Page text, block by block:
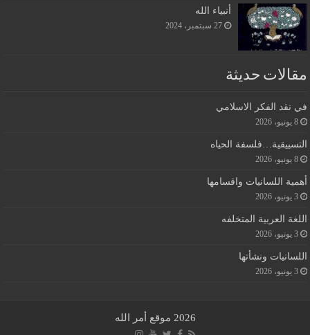
أنبياء الله
27 سبتمبر، 2024
مقالات حديثة
في نقد الفكر الاسلامي
8 يونيو، 2026
التسييقية…فلسفة الحياه
8 يونيو، 2026
أهمية اللسانيات واقسامها
3 يونيو، 2026
اللغة العربية المتخلفه
3 يونيو، 2026
اللسانيات ونشأتها
3 يونيو، 2026
2026 موقع أمر الله